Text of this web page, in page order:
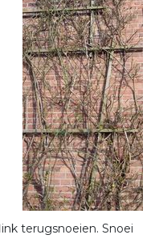
terugsnoeien. Snoei